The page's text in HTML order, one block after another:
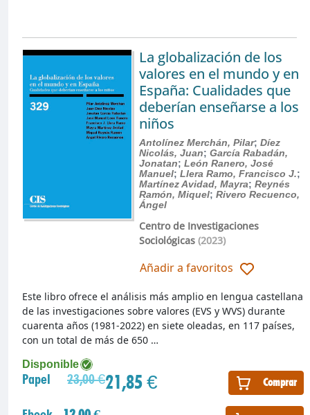
La globalización de los
valores en el mundo y en
España: Cualidades que
deberían enseñarse a los
niños
Antolínez Merchán, Pilar; Díez
Nicolás, Juan; García Rabadán,
Jonatan; León Ranero, José
Manuel; Llera Ramo, Francisco J.;
Martínez Avidad, Mayra; Reynés
Ramón, Miquel; Rivero Recuenco,
Ángel
Centro de Investigaciones
Sociológicas(2023)
Añadir a favoritos
Disponible
Papel 23,00 €21,85 € Comprar
Este libro ofrece el análisis más amplio en lengua castellana
de las investigaciones sobre valores (EVS y WVS) durante
cuarenta años (1981-2022) en siete oleadas, en 117 países,
con un total de más de 650 …